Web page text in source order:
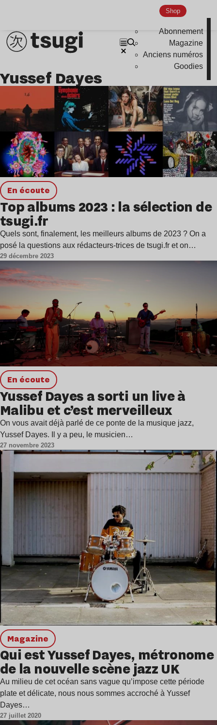
Shop
Abonnement
Magazine
Anciens numéros
Goodies
Yussef Dayes
en écoute
Top albums 2023 : la sélection de
tsugi.fr
Quels sont, finalement, les meilleurs albums de 2023 ? On a
posé la questions aux rédacteurs-trices de tsugi.fr et on…
29 décembre 2023
en écoute
Yussef Dayes a sorti un live à
Malibu et c’est merveilleux
On vous avait déjà parlé de ce ponte de la musique jazz,
Yussef Dayes. Il y a peu, le musicien…
27 novembre 2023
magazine
Qui est Yussef Dayes, métronome
de la nouvelle scène jazz UK
Au milieu de cet océan sans vague qu’impose cette période
plate et délicate, nous nous sommes accroché à Yussef
Dayes…
27 juillet 2020